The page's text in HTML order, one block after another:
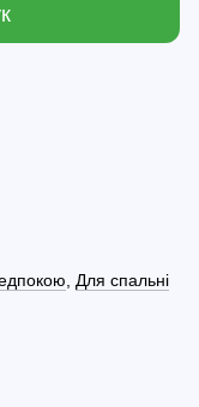
, Для спальні